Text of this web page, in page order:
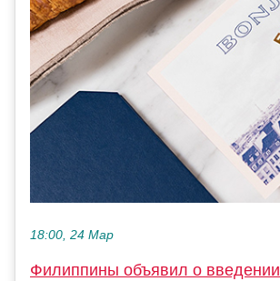
18:00, 24 Мар
Филиппины объявил о введении